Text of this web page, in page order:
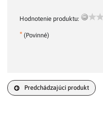
Hodnotenie produktu:
* (Povinné)
Predchádzajúci produkt